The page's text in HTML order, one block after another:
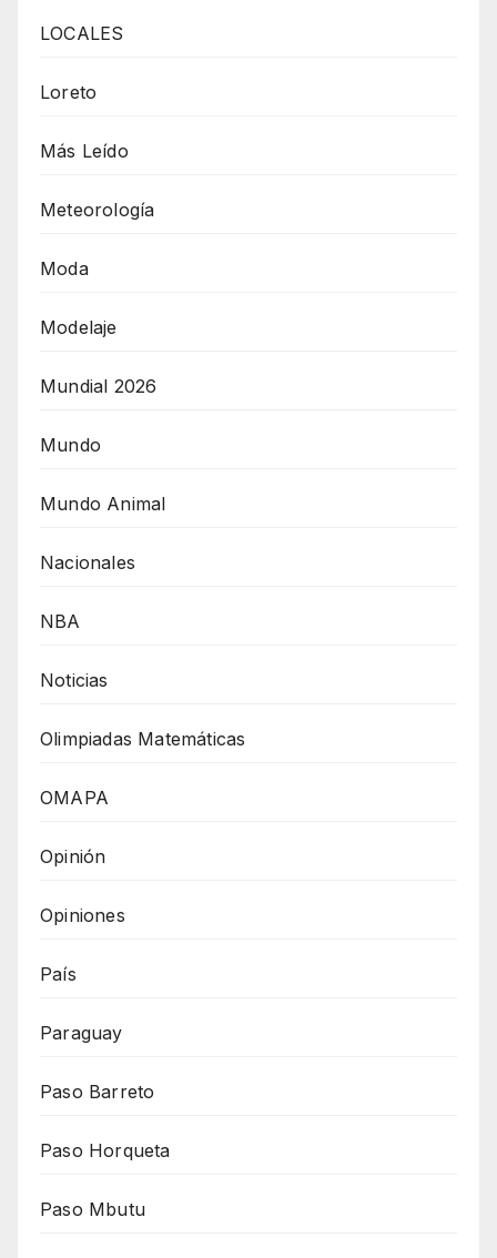
LOCALES
Loreto
Más Leído
Meteorología
Moda
Modelaje
Mundial 2026
Mundo
Mundo Animal
Nacionales
NBA
Noticias
Olimpiadas Matemáticas
OMAPA
Opinión
Opiniones
País
Paraguay
Paso Barreto
Paso Horqueta
Paso Mbutu